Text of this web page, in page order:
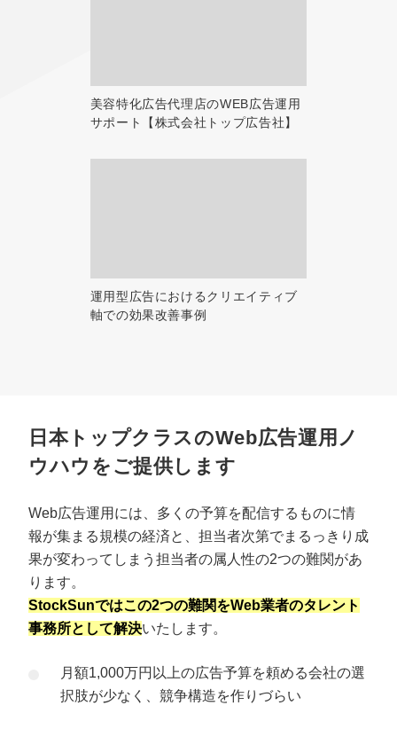
美容特化広告代理店のWEB広告運用
サポート【株式会社トップ広告社】
運用型広告におけるクリエイティブ
軸での効果改善事例
日本トップクラスのWeb広告運用ノ
ウハウをご提供します
Web広告運用には、多くの予算を配信するものに情
報が集まる規模の経済と、担当者次第でまるっきり成
果が変わってしまう担当者の属人性の2つの難関があ
ります。
StockSunではこの2つの難関をWeb業者のタレント
事務所として解決いたします。
月額1,000万円以上の広告予算を頼める会社の選
択肢が少なく、競争構造を作りづらい